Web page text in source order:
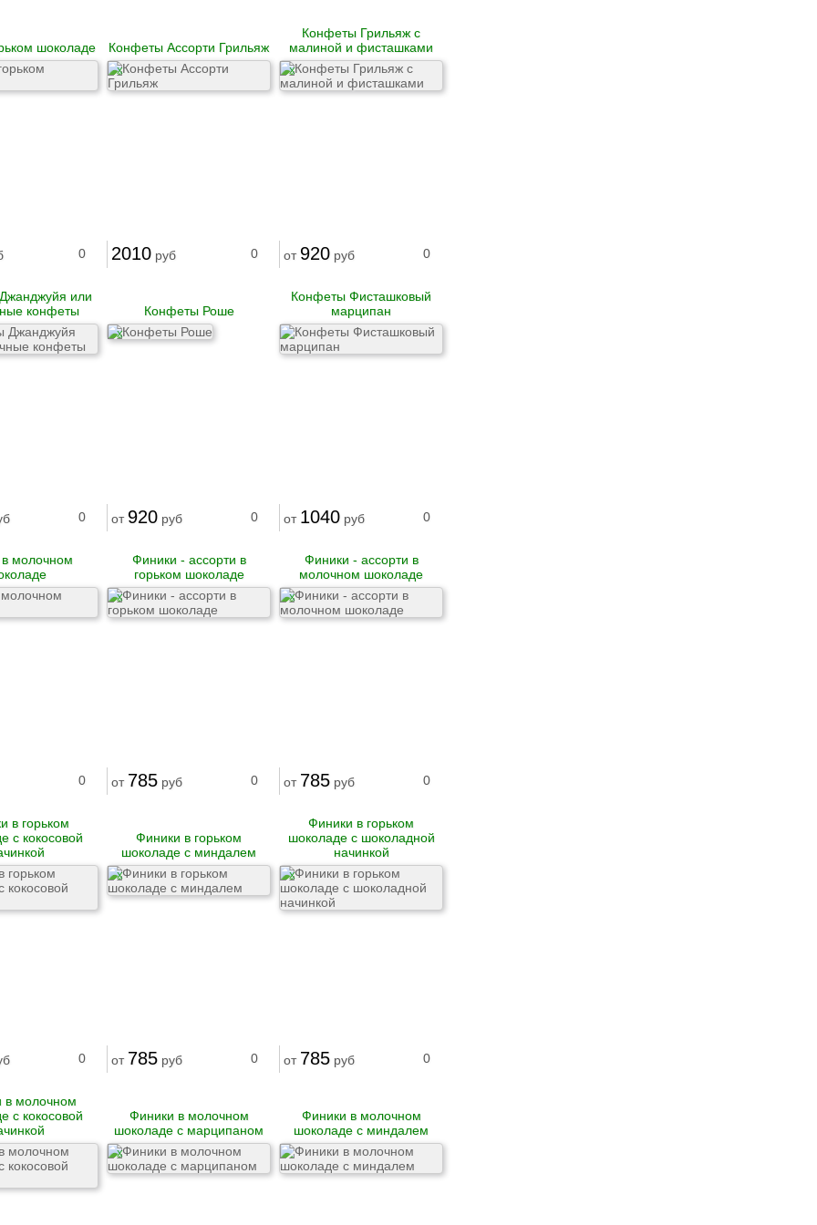
шоколаде
0
Конфеты Ассорти Грильяж
X
2010 руб 0
Конфеты Грильяж с
малиной и фисташками
X
от 920 руб 0
или
конфеты
0
Конфеты Роше
X
от 920 руб 0
Конфеты Фисташковый
марципан
от 1040 руб 0
молочном
0
Финики - ассорти в
горьком шоколаде
X
от 785 руб 0
Финики - ассорти в
молочном шоколаде
X
от 785 руб 0
в горьком
с кокосовой
0
Финики в горьком
шоколаде с миндалем
X
от 785 руб 0
Финики в горьком
шоколаде с шоколадной
начинкой
X
от 785 руб 0
в молочном
с кокосовой
Финики в молочном
шоколаде с марципаном
X
Финики в молочном
шоколаде с миндалем